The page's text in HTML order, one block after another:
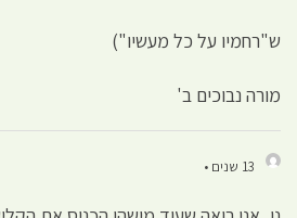
ש"רחמיו על כל מעשיו")
מורה נבוכים ב'
13 שנים •